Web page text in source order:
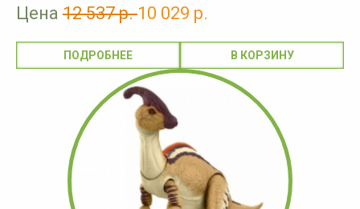
Цена 12 537 р.10 029 р.
ПОДРОБНЕЕ